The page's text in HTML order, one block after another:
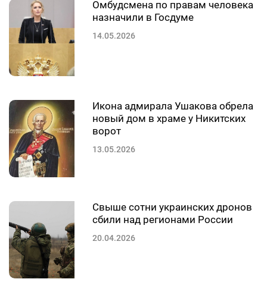
Омбудсмена по правам человека
назначили в Госдуме
14.05.2026
Икона адмирала Ушакова обрела
новый дом в храме у Никитских
ворот
13.05.2026
Свыше сотни украинских дронов
сбили над регионами России
20.04.2026